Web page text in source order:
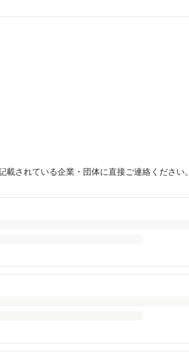
されている企業・団体に直接ご連絡ください。